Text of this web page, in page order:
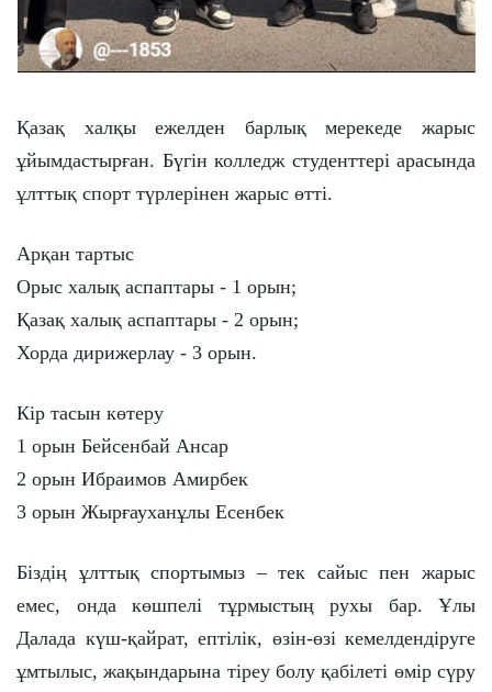
Қазақ халқы ежелден барлық мерекеде жарыс
ұйымдастырған. Бүгін колледж студенттері арасында
ұлттық спорт түрлерінен жарыс өтті.
Арқан тартыс
Орыс халық аспаптары - 1 орын;
Қазақ халық аспаптары - 2 орын;
Хорда дирижерлау - 3 орын.
Кір тасын көтеру
1 орын Бейсенбай Ансар
2 орын Ибраимов Амирбек
3 орын Жырғауханұлы Есенбек
Біздің ұлттық спортымыз – тек сайыс пен жарыс
емес, онда көшпелі тұрмыстың рухы бар. Ұлы
Далада күш-қайрат, ептілік, өзін-өзі кемелдендіруге
ұмтылыс, жақындарына тіреу болу қабілеті өмір сүру